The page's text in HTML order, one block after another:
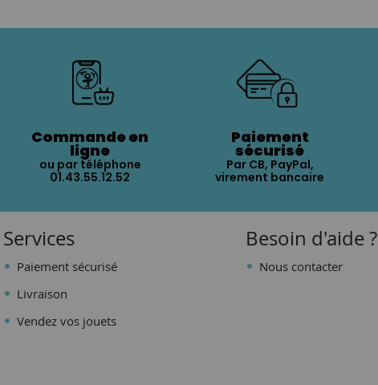
Commande en
ligne
ou par téléphone
01.43.55.12.52
Paiement
sécurisé
Par CB, PayPal,
virement bancaire
Services
Paiement sécurisé
Livraison
Vendez vos jouets
Besoin d'aide ?
Nous contacter